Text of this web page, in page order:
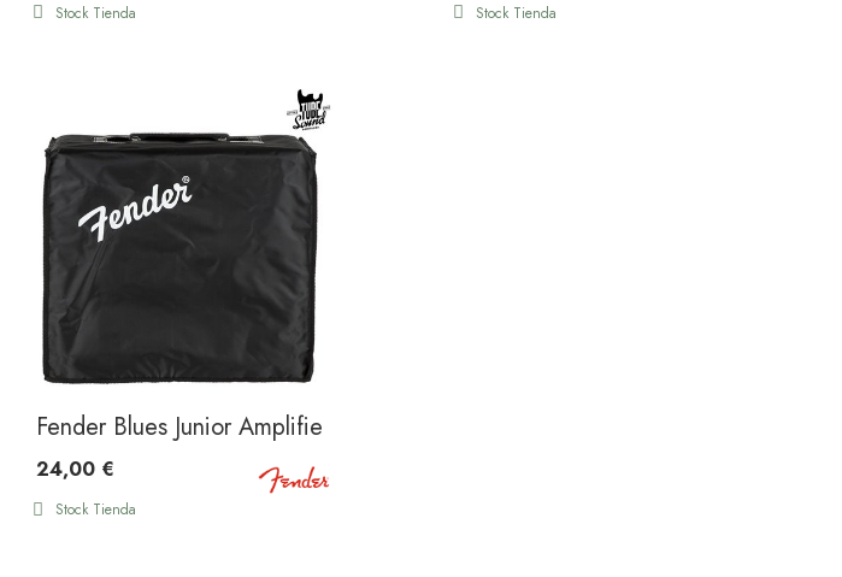
Stock Tienda Stock Tienda
Fender Blues Junior Amplifier Cover Black
24,00 €
Stock Tienda